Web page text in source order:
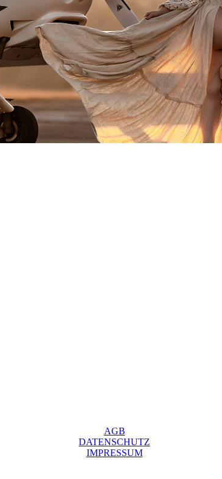
AGB
DATENSCHUTZ
IMPRESSUM